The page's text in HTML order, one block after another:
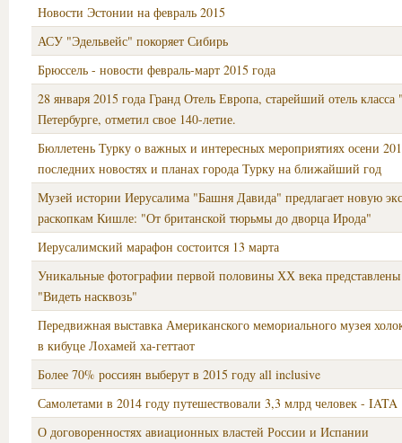
Новости Эстонии на февраль 2015
АСУ "Эдельвейс" покоряет Сибирь
Брюссель - новости февраль-март 2015 года
28 января 2015 года Гранд Отель Европа, старейший отель
Петербурге, отметил свое 140-летие.
Бюллетень Турку о важных и интересных мероприятиях осени
последних новостях и планах города Турку на ближайший год
Музей истории Иерусалима "Башня Давида" предлагает новую
раскопкам Кишле: "От британской тюрьмы до дворца Ирода"
Иерусалимский марафон состоится 13 марта
Уникальные фотографии первой половины ХХ века представлены
"Видеть насквозь"
Передвижная выставка Американского мемориального музея
в кибуце Лохамей ха-геттаот
Более 70% россиян выберут в 2015 году all inclusive
Самолетами в 2014 году путешествовали 3,3 млрд человек - IATA
О договоренностях авиационных властей России и Испании